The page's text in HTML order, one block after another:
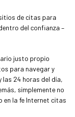
de citas para
del confianza –
justo propio
para navegar y
las 24 horas del día,
simplemente no
en la fe Internet citas